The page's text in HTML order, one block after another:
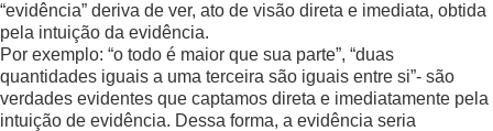
“evidência” deriva de ver, ato de visão direta e imediata, obtida
pela intuição da evidência.
Por exemplo: “o todo é maior que sua parte”, “duas
quantidades iguais a uma terceira são iguais entre si”- são
verdades evidentes que captamos direta e imediatamente pela
intuição de evidência. Dessa forma, a evidência seria